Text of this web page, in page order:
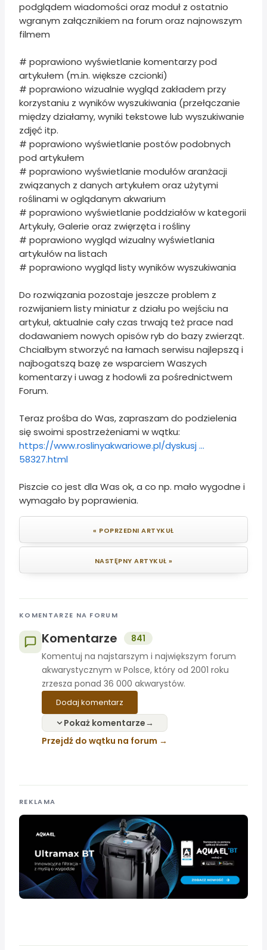
podglądem wiadomości oraz moduł z ostatnio
wgranym załącznikiem na forum oraz najnowszym
filmem
# poprawiono wyświetlanie komentarzy pod
artykułem (m.in. większe czcionki)
# poprawiono wizualnie wygląd zakładem przy
korzystaniu z wyników wyszukiwania (przełączanie
między działamy, wyniki tekstowe lub wyszukiwanie
zdjęć itp.
# poprawiono wyświetlanie postów podobnych
pod artykułem
# poprawiono wyświetlanie modułów aranżacji
związanych z danych artykułem oraz użytymi
roślinami w oglądanym akwarium
# poprawiono wyświetlanie poddziałów w kategorii
Artykuły, Galerie oraz zwięrzęta i rośliny
# poprawiono wygląd wizualny wyświetlania
artykułów na listach
# poprawiono wygląd listy wyników wyszukiwania
Do rozwiązania pozostaje jeszcze problem z
rozwijaniem listy miniatur z działu po wejściu na
artykuł, aktualnie cały czas trwają też prace nad
dodawaniem nowych opisów ryb do bazy zwierząt.
Chciałbym stworzyć na łamach serwisu najlepszą i
najbogatszą bazę ze wsparciem Waszych
komentarzy i uwag z hodowli za pośrednictwem
Forum.
Teraz prośba do Was, zapraszam do podzielenia
się swoimi spostrzeżeniami w wątku:
https://www.roslinyakwariowe.pl/dyskusj ...
58327.html
Piszcie co jest dla Was ok, a co np. mało wygodne i
wymagało by poprawienia.
« POPRZEDNI ARTYKUŁ
NASTĘPNY ARTYKUŁ »
KOMENTARZE NA FORUM
Komentarze
841
Komentuj na najstarszym i największym forum
akwarystycznym w Polsce, który od 2001 roku
zrzesza ponad 36 000 akwarystów.
Dodaj komentarz
Pokaż komentarze
Przejdź do wątku na forum
REKLAMA